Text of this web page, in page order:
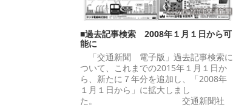
■過去記事検索 2008年１月１日から可
能に
「交通新聞 電子版」過去記事検索に
ついて、これまでの2015年１月１日か
ら、新たに７年分を追加し、「2008年
１月１日から」に拡大しまし
た。 交通新聞社